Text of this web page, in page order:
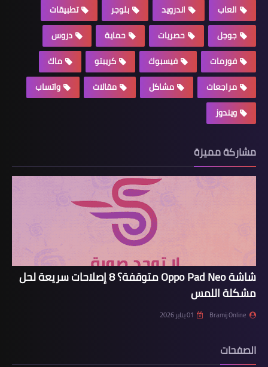
العاب
اندرويد بلوجر
تطبيقات
جوجل
حصريات حماية
دروس
فورمات
فيسبوك كريبتو
ماك
مراجعات
مشاكل مقالات
واتساب
ويندوز
مشاركة مميزة
شاشة Oppo Pad Neo متوقفة؟ 8 إصلاحات سريعة لحل
مشكلة اللمس
Bramij Online 01 يناير 2026
الصفحات